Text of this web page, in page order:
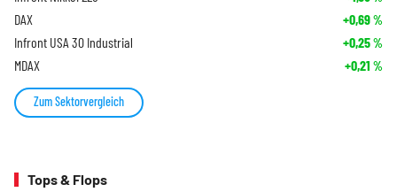
DAX +0,69%
Infront USA 30 Industrial +0,25%
MDAX +0,21 %
Zum Sektorvergleich
Tops & Flops